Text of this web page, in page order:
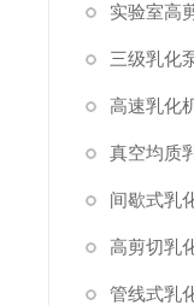
实验室高
三级乳化
高速乳化
真空均质
间歇式乳
高剪切乳
管线式乳